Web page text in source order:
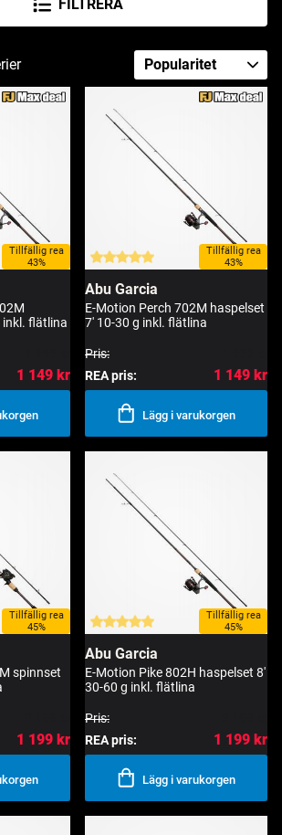
Tillfällig rea
43%
inkl. flätlina
1 149 kr
Tillfällig rea
43%
Abu Garcia
E-Motion Perch 702M haspelset
7' 10-30 g inkl. flätlina
Pris:
REA pris:
1 149 kr
Lägg i varukorgen
Tillfällig rea
45%
spinnset
1 199 kr
Tillfällig rea
45%
Abu Garcia
E-Motion Pike 802H haspelset 8'
30-60 g inkl. flätlina
Pris:
REA pris:
1 199 kr
Lägg i varukorgen
FILTRERA